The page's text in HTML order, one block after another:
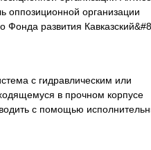
оппозиционной организации
Фонда развития
с гидравлическим или
в прочном корпусе
с помощью